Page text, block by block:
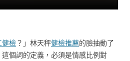
健檢？」林天秤健檢推薦的臉抽動了
這個詞的定義，必須是情感比例對